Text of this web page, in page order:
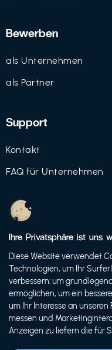
Bewerben
als Unternehmen
als Partner
Support
Kontakt
FAQ für Unternehmen
Datenschutz
Nutzungsbedingungen
© 2021 FutureBens
Ihre Privatsphäre ist uns
Diese Website verwendet
Technologien, um Ihr
verbessern: um
ermöglichen, um ein
um Ihr Interesse an
messen und
Anzeigen zu liefern die für